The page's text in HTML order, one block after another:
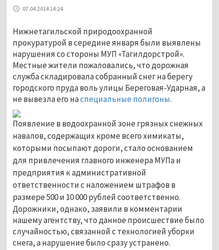
07.04.2014 14:24
Нижнетагильской природоохранной
прокуратурой в середине января были выявлены
нарушения со стороны МУП «Тагилдорстрой».
Местные жители пожаловались, что дорожная
служба складировала собранный снег на берегу
городского пруда воль улицы Береговая-Ударная, а
не вывезла его наспециальные полигоны.
Появление в водоохранной зоне грязных снежных
навалов, содержащих кроме всего химикаты,
которыми посыпают дороги, стало основанием
для привлечения главного инженера МУПа и
предприятия к административной
ответственности с наложением штрафов в
размере 500 и 10 000 рублей соответственно.
Дорожники, однако, заявили в комментарии
нашему агентству, что данное происшествие было
случайностью, связанной с технологией уборки
снега, а нарушение было сразу устранено.